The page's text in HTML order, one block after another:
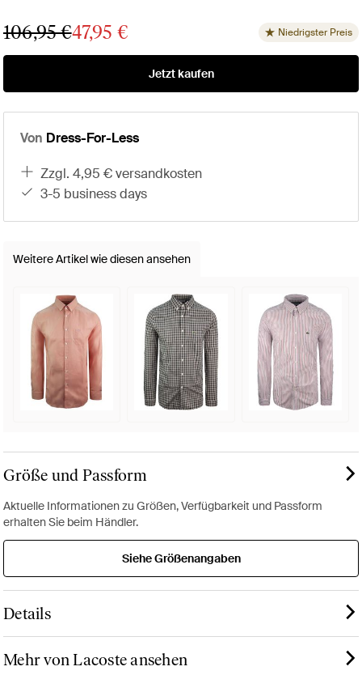
106,95 €47,95 € Niedrigster Preis
Jetzt kaufen
Von Dress-For-Less
zzgl. 4,95 € versandkosten
3-5 business days
Weitere Artikel wie diesen ansehen
Größe und Passform
Aktuelle Informationen zu Größen, Verfügbarkeit und Passform
erhalten Sie beim Händler.
Siehe Größenangaben
Details
Mehr von Lacoste ansehen